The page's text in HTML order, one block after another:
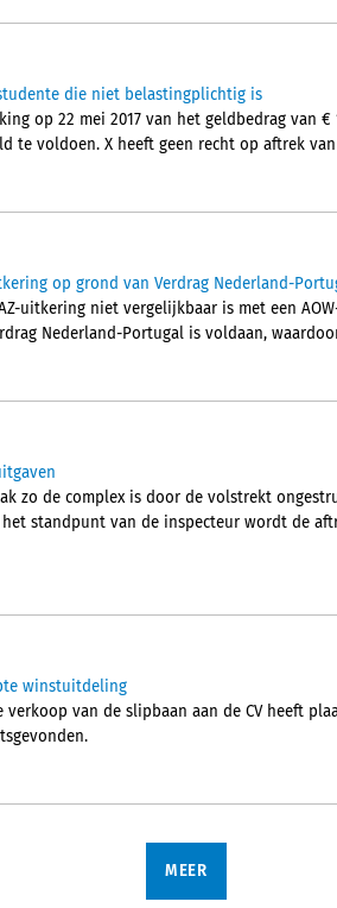
die niet belastingplichtig is
op 22 mei 2017 van het geldbedrag van
te voldoen. X heeft geen recht op aftrek
op grond van Verdrag Nederland-
uitkering niet vergelijkbaar is met een
Nederland-Portugal is voldaan,
zo de complex is door de volstrekt
standpunt van de inspecteur wordt de
winstuitdeling
van de slipbaan aan de CV heeft
MEER